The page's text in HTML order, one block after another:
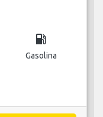
local_gas_station
Gasolina